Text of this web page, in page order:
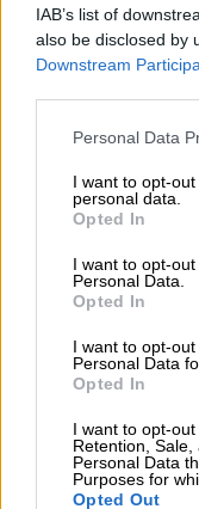
IAB’s list of
also be disclosed by
Downstream
Personal Data
I want to opt-
personal data.
Opted In
I want to opt-
Personal Data.
Opted In
I want to opt-
Personal Data
Opted In
I want to opt-out
Retention,
Personal Data
Purposes for
Opted Out
Vacunación
Fernando Simón